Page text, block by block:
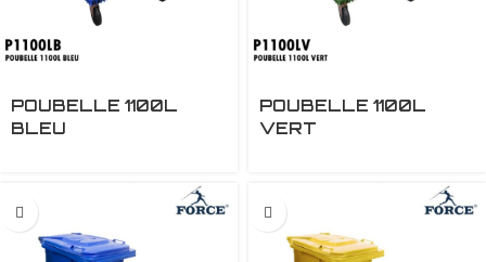
POUBELLE 1100L
BLEU
POUBELLE 1100L
VERT